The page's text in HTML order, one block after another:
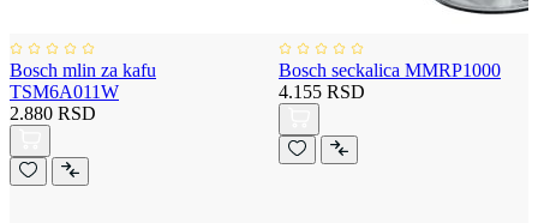
Bosch mlin za kafu
TSM6A011W
2.880 RSD
Bosch seckalica MMRP1000
4.155 RSD